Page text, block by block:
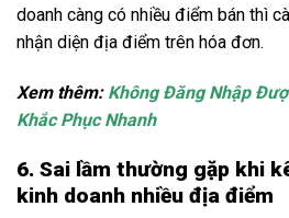
doanh càng có nhiều điểm bán thì
nhận diện địa điểm trên hóa đơn.
Xem thêm: Không Đăng Nhập
Khắc Phục Nhanh
6. Sai lầm thường gặp khi
kinh doanh nhiều địa điểm